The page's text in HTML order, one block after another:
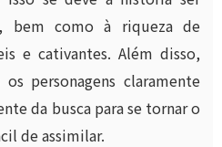
bem como à riqueza de
​​e cativantes. Além disso,
personagens claramente
da busca para se tornar o
de assimilar.